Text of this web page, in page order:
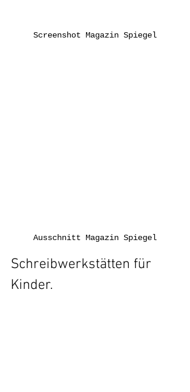
Screenshot Magazin Spiegel
Ausschnitt Magazin Spiegel
Schreibwerkstätten für
Kinder.